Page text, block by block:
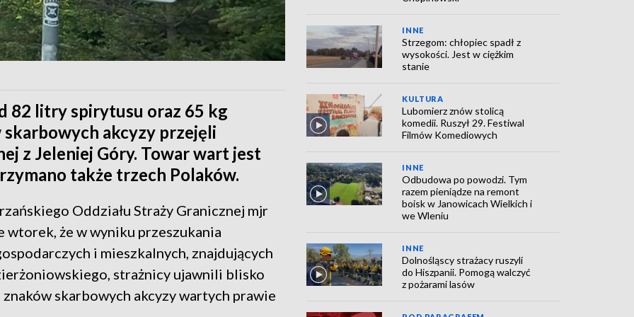
82 litry spirytusu oraz 65 kg
akcyzy przejęli
z Jeleniej Góry. Towar wart jest
także trzech Polaków.
Oddziału Straży Granicznej mjr
wtorek, że w wyniku przeszukania
i mieszkalnych, znajdujących
strażnicy ujawnili blisko
skarbowych akcyzy wartych prawie
INNE
Strzegom: chłopiec spadł z
wysokości. Jest w ciężkim
stanie
KULTURA
Lubomierz znów stolicą
komedii. Ruszył 29. Festiwal
Filmów Komediowych
INNE
Odbudowa po powodzi. Tym
razem pieniądze na remont
boisk w Janowicach Wielkich i
we Wleniu
INNE
Dolnośląscy strażacy ruszyli
do Hiszpanii. Pomogą walczyć
z pożarami lasów